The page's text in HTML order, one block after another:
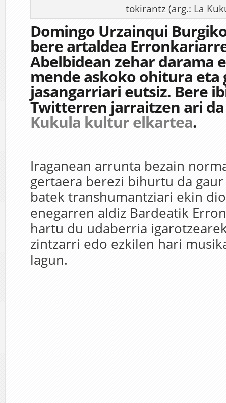
tokirantz (arg.: La
Domingo Urzainqui
bere artaldea
Abelbidean zehar darama
mende askoko ohitura eta
jasangarriari eutsiz. Bere
Twitterren jarraitzen ari
Kukula kultur elkartea.
Iraganean arrunta bezain
gertaera berezi bihurtu da
batek transhumantziari ekin
enegarren aldiz Bardeatik
hartu du udaberria
zintzarri edo ezkilen hari
lagun.